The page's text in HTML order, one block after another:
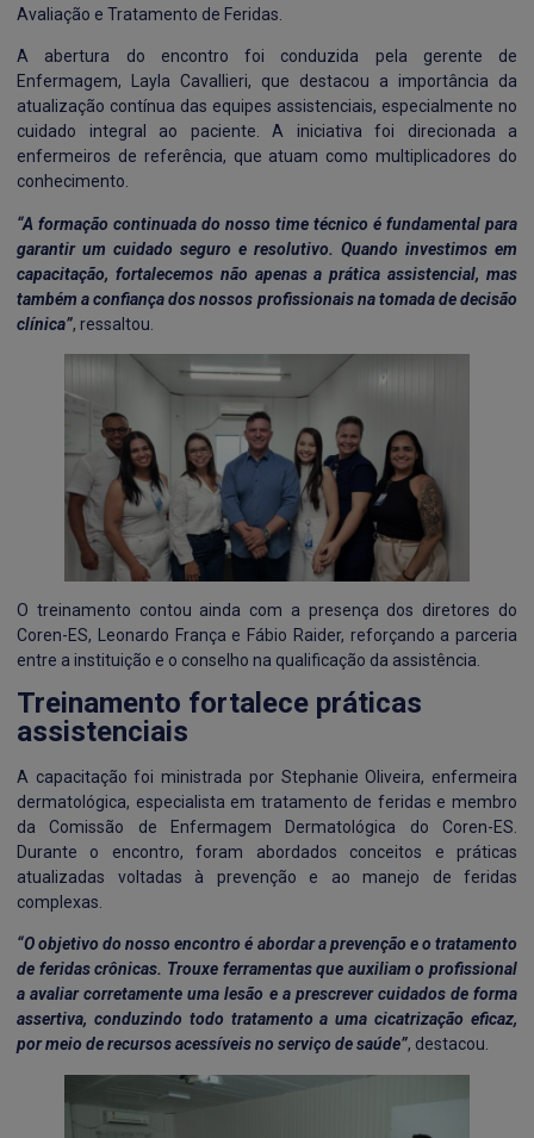
Avaliação e Tratamento de Feridas.
A abertura do encontro foi conduzida pela gerente de
Enfermagem, Layla Cavallieri, que destacou a importância da
atualização contínua das equipes assistenciais, especialmente no
cuidado integral ao paciente. A iniciativa foi direcionada a
enfermeiros de referência, que atuam como multiplicadores do
conhecimento.
“A formação continuada do nosso time técnico é fundamental para
garantir um cuidado seguro e resolutivo. Quando investimos em
capacitação, fortalecemos não apenas a prática assistencial, mas
também a confiança dos nossos profissionais na tomada de decisão
clínica”, ressaltou.
O treinamento contou ainda com a presença dos diretores do
Coren-ES, Leonardo França e Fábio Raider, reforçando a parceria
entre a instituição e o conselho na qualificação da assistência.
Treinamento fortalece práticas
assistenciais
A capacitação foi ministrada por Stephanie Oliveira, enfermeira
dermatológica, especialista em tratamento de feridas e membro
da Comissão de Enfermagem Dermatológica do Coren-ES.
Durante o encontro, foram abordados conceitos e práticas
atualizadas voltadas à prevenção e ao manejo de feridas
complexas.
“O objetivo do nosso encontro é abordar a prevenção e o tratamento
de feridas crônicas. Trouxe ferramentas que auxiliam o profissional
a avaliar corretamente uma lesão e a prescrever cuidados de forma
assertiva, conduzindo todo tratamento a uma cicatrização eficaz,
por meio de recursos acessíveis no serviço de saúde”, destacou.